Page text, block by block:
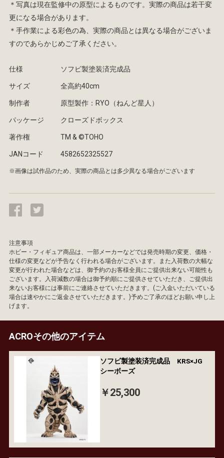
＊写真は現在監修中の原型によるものです。実際の商品は若干変
更になる場合があります。
＊手作業による彩色の為、実際の商品とは異なる場合がございま
すのであらかじめご了承ください。
仕様 ソフビ製塗装済完成品
サイズ 全高約40cm
制作者 原型製作：RYO（ねんど星人）
パッケージ クローズドボックス
著作権 TM & ©TOHO
JANコード 4582652325527
※画像は試作品のため、実際の商品とは多少異なる場合がございます
注意事項
ホビー・フィギュア商品は、一部メーカーなどでは発売時期の変更、価格・
仕様の変更などが予告なく行われる場合がございます。また入荷数の大幅な
変更が行われた場合などは、御予約のお客様全員にご提供出来ない可能性も
ございます。入荷減数の場合は御予約順にご提供させていただき、ご提供出
来ないお客様には事前にご連絡させていただきます。(ご入金いただいている
場合は速やかにご返金させていただきます。)予めご了承のほどお願い申し上
げます。
ACROその他のアイテム
ソフビ製塗装済完成品 KRS×JG
シーボーズ
￥25,300